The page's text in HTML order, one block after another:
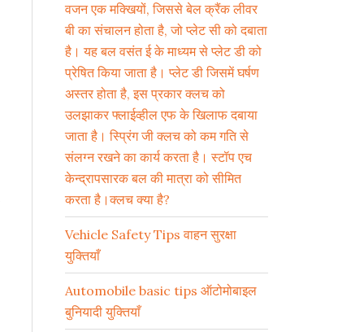
वजन एक मक्खियों, जिससे बेल क्रैंक लीवर
बी का संचालन होता है, जो प्लेट सी को दबाता
है। यह बल वसंत ई के माध्यम से प्लेट डी को
प्रेषित किया जाता है। प्लेट डी जिसमें घर्षण
अस्तर होता है, इस प्रकार क्लच को
उलझाकर फ्लाईव्हील एफ के खिलाफ दबाया
जाता है। स्प्रिंग जी क्लच को कम गति से
संलग्न रखने का कार्य करता है। स्टॉप एच
केन्द्रापसारक बल की मात्रा को सीमित
करता है।क्लच क्या है?
Vehicle Safety Tips वाहन सुरक्षा
युक्तियाँ
Automobile basic tips ऑटोमोबाइल
बुनियादी युक्तियाँ